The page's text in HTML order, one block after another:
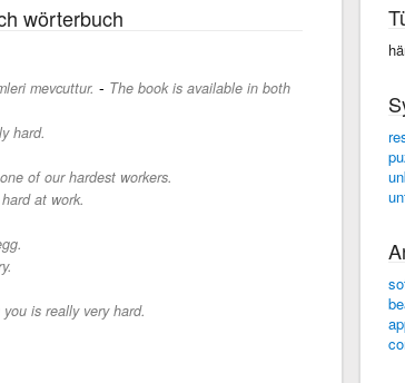
wörterbuch
mevcuttur. - The book is available in both
hard.
of our hardest workers.
at work.
is really very hard.